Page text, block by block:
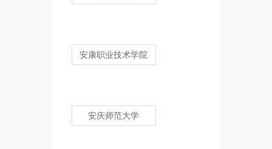
安康职业技术学院
安庆师范大学